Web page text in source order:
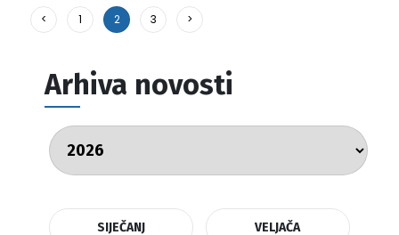
< 1 2 3 >
Arhiva novosti
SIJEČANJ VELJAČA